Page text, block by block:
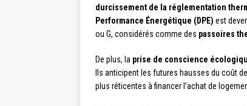
durcissement de la réglementation
Performance Énergétique (DPE) est
ou G, considérés comme des passoires
De plus, la prise de conscience
Ils anticipent les futures hausses du coût
plus réticentes à financer l’achat de